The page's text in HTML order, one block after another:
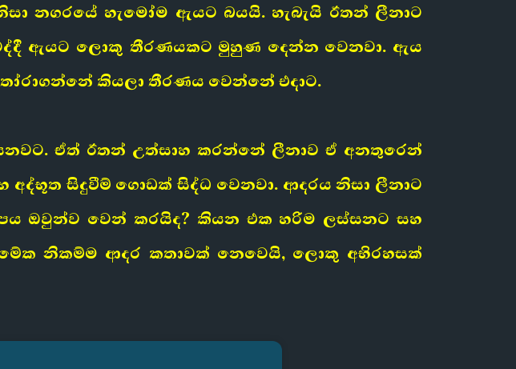
නගරයේ හැමෝම ඇයට බයයි. හැබැයි ඊතන් ලීනාට
ඇයට ලොකු තීරණයකට මුහුණ දෙන්න වෙනවා. ඇය
කියලා තීරණය වෙන්නේ එදාට.
ඒත් ඊතන් උත්සාහ කරන්නේ ලීනාව ඒ අනතුරෙන්
අද්භූත සිදුවීම් ගොඩක් සිද්ධ වෙනවා. ආදරය නිසා ලීනාට
ඔවුන්ව වෙන් කරයිද? කියන එක හරිම ලස්සනට සහ
නිකම්ම ආදර කතාවක් නෙවෙයි, ලොකු අභිරහසක්